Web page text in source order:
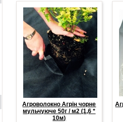
Агроволокно Агрін чорне
мульчуюче 50г / м2 (1,6 *
10м)